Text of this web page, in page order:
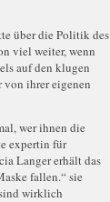
über die Politik des
viel weiter, wenn
auf den klugen
von ihrer eigenen
wer ihnen die
expertin für
Langer erhält das
fallen.“ sie
wirklich